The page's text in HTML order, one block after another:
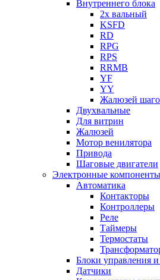
Внутреннего блока
2х вальный
KSFD
RD
RPG
RPS
RRMB
YF
YY
Жалюзей
Двухвальные
Для витрин
Жалюзей
Мотор венилятора
Привода
Шаговые двигатели
Электронные компоненты
Автоматика
Контакторы
Контроллеры
Реле
Таймеры
Термостаты
Блоки управления
Датчики